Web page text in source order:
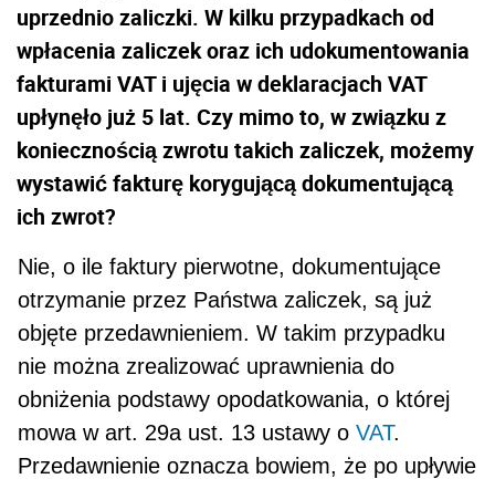
uprzednio zaliczki. W kilku przypadkach od
wpłacenia zaliczek oraz ich udokumentowania
fakturami VAT i ujęcia w deklaracjach VAT
upłynęło już 5 lat. Czy mimo to, w związku z
koniecznością zwrotu takich zaliczek, możemy
wystawić fakturę korygującą dokumentującą
ich zwrot?
Nie, o ile faktury pierwotne, dokumentujące
otrzymanie przez Państwa zaliczek, są już
objęte przedaw­nieniem. W takim przypadku
nie można zrealizować uprawnienia do
obniżenia podstawy opodatkowania, o której
mowa w art. 29a ust. 13 ustawy oVAT.
Przedawnienie oznacza bowiem, że po upływie